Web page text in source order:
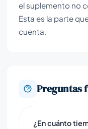
el suplemento no
Esta es la parte
cuenta.
Preguntas
¿En cuánto